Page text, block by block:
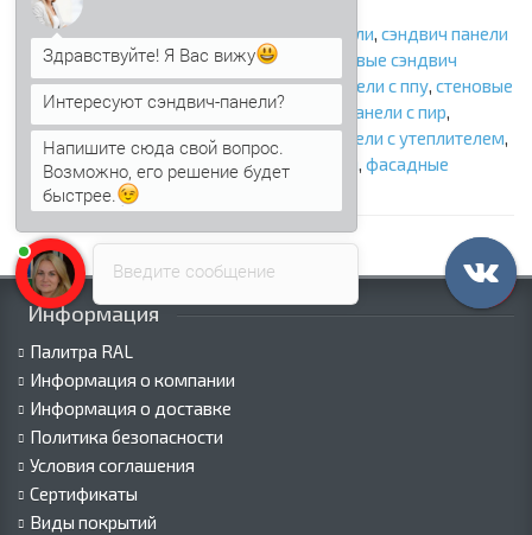
сэндвич панели,стеновые сэндвич панели, сэндвич панели
стеновые,сэндвич панели для стен
стеновые сэндвич
панели с минватой,стеновые сэндвич панели с ппу, стеновые
сэндвич панели с ппс,стеновые сэндвич панели с пир,
стеновые панели
утепленные панели панели с утеплителем,
сэндвич панели стеновые с наполнителем , фасадные
сэндвич панели
Информация
Палитра RAL
Информация о компании
Информация о доставке
Политика безопасности
Условия соглашения
Сертификаты
Виды покрытий
Введите сообщение
Здравствуйте! Я Вас вижу
Интересуют сэндвич-панели?
Напишите сюда свой вопрос.
Возможно, его решение будет
быстрее.